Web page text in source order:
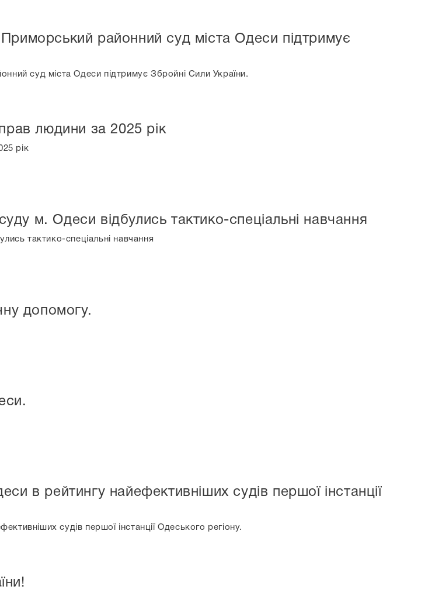
районний суд міста Одеси підтримує
суд міста Одеси підтримує Збройні Сили України.
людини за 2025 рік
рік
м. Одеси відбулись тактико-спеціальні навчання
тактико-спеціальні навчання
допомогу.
в рейтингу найефективніших судів першої інстанції
судів першої інстанції Одеського регіону.